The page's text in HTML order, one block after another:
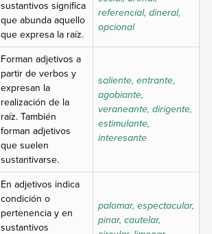
sustantivos significa
que abunda aquello
que expresa la raíz.
referencial, dineral,
opcional
Forman adjetivos a
partir de verbos y
expresan la
realización de la
raíz. También
forman adjetivos
que suelen
sustantivarse.
saliente, entrante,
agobiante,
veraneante, dirigente,
estimulante,
interesante
En adjetivos indica
condición o
pertenencia y en
sustantivos
palomar, espectacular,
pinar, cautelar,